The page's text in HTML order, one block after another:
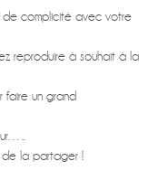
de complicité avec votre
reproduire à souhait à la
faire un grand
de la partager !